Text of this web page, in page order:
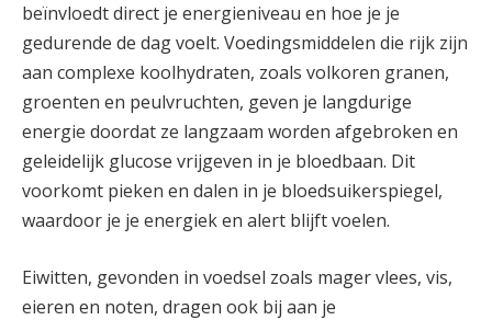
beïnvloedt direct je energieniveau en hoe je je
gedurende de dag voelt. Voedingsmiddelen die rijk zijn
aan complexe koolhydraten, zoals volkoren granen,
groenten en peulvruchten, geven je langdurige
energie doordat ze langzaam worden afgebroken en
geleidelijk glucose vrijgeven in je bloedbaan. Dit
voorkomt pieken en dalen in je bloedsuikerspiegel,
waardoor je je energiek en alert blijft voelen.
Eiwitten, gevonden in voedsel zoals mager vlees, vis,
eieren en noten, dragen ook bij aan je